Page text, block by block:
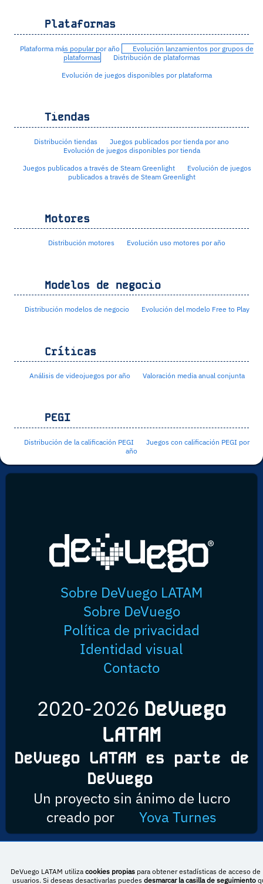
Plataformas
Plataforma más popular por año
Evolución lanzamientos por grupos de
plataformas
Distribución de plataformas
Evolución de juegos disponibles por plataforma
Tiendas
Distribución tiendas
Juegos publicados por tienda por ano
Evolución de juegos disponibles por tienda
Juegos publicados a través de Steam Greenlight
Evolución de juegos
publicados a través de Steam Greenlight
Motores
Distribución motores Evolución uso motores por año
Modelos de negocio
Distribución modelos de negocio Evolución del modelo Free to Play
Críticas
Análisis de videojuegos por año Valoración media anual conjunta
PEGI
Distribución de la calificación PEGI
Juegos con calificación PEGI por
año
Sobre DeVuego LATAM
Sobre DeVuego
Política de privacidad
Identidad visual
Contacto
2020-2026 DeVuego
LATAM
DeVuego LATAM es parte de
DeVuego
Un proyecto sin ánimo de lucro
creado por
Yova Turnes
Esta obra está bajo una licencia de Creative Commons Reconocimiento-
NoComercial-CompartirIgual 4.0 Internacional
DeVuego LATAM utiliza cookies propiaspara obtener estadísticas de acceso de
usuarios. Si deseas desactivarlas puedes desmarcar la casilla de seguimiento